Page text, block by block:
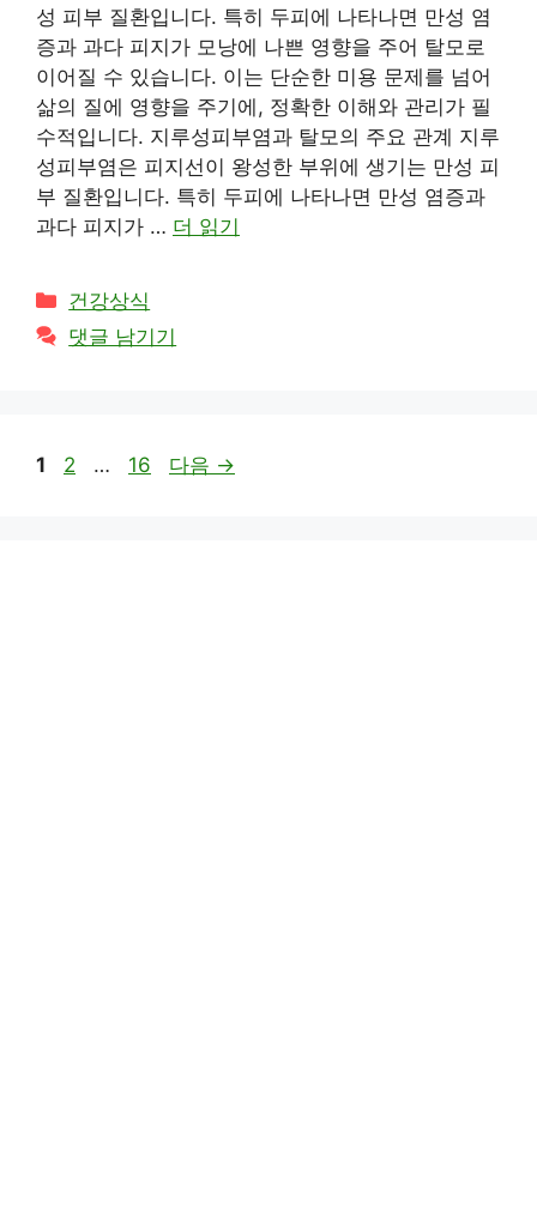
성 피부 질환입니다. 특히 두피에 나타나면 만성 염
증과 과다 피지가 모낭에 나쁜 영향을 주어 탈모로
이어질 수 있습니다. 이는 단순한 미용 문제를 넘어
삶의 질에 영향을 주기에, 정확한 이해와 관리가 필
수적입니다. 지루성피부염과 탈모의 주요 관계 지루
성피부염은 피지선이 왕성한 부위에 생기는 만성 피
부 질환입니다. 특히 두피에 나타나면 만성 염증과
과다 피지가 … 더 읽기
카
테
건강상식
댓글 남기기
페
1
페
2 …
페
16 다음 →